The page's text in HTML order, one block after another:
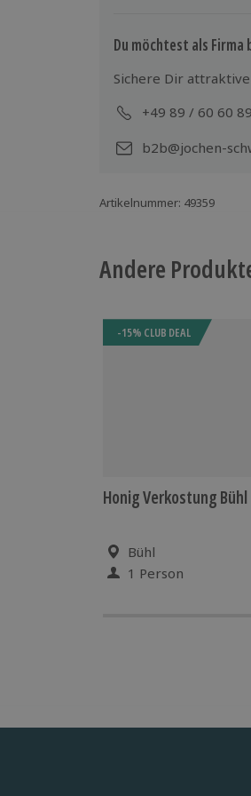
Du möchtest als Firma
Sichere Dir attraktive
+49 89 / 60 60
b2b@jochen-
Artikelnummer: 49359
Andere
-15% CLUB DEAL
Honig Verkostung Bühl
Bühl
1 Person